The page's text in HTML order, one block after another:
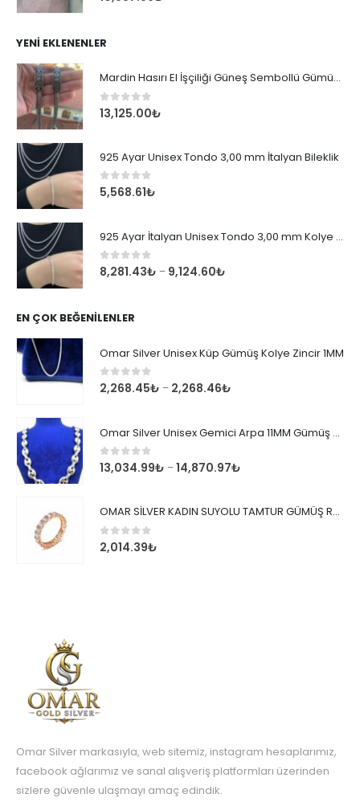
YENI EKLENENLER
Mardin Hasırı El İşçiliği Güneş Sembollü Gümüş Erkek Bileklik
0out of 5
13,125.00₺
925 Ayar Unisex Tondo 3,00 mm İtalyan Bileklik
0 out of 5
5,568.61₺
925 Ayar İtalyan Unisex Tondo 3,00 mm Kolye Zincir
0 out of 5
8,281.43₺ – 9,124.60₺
EN ÇOK BEĞENILENLER
Omar Silver Unisex Küp Gümüş Kolye Zincir 1MM
0 out of 5
2,268.45₺ – 2,268.46₺
Omar Silver Unisex Gemici Arpa 11MM Gümüş Kolye Zincir
0out of 5
13,034.99₺ –14,870.97₺
OMAR SİLVER KADIN SUYOLU TAMTUR GÜMÜŞ ROSE YÜZÜK SU YOLU TAMTUR YÜZÜK Omr8149
0 out of 5
2,014.39₺
Omar Silver markasıyla, web sitemiz, instagram hesaplarımız,
facebook ağlarımız ve sanal alışveriş platformları üzerinden
sizlere güvenle ulaşmayı amaç edindik.